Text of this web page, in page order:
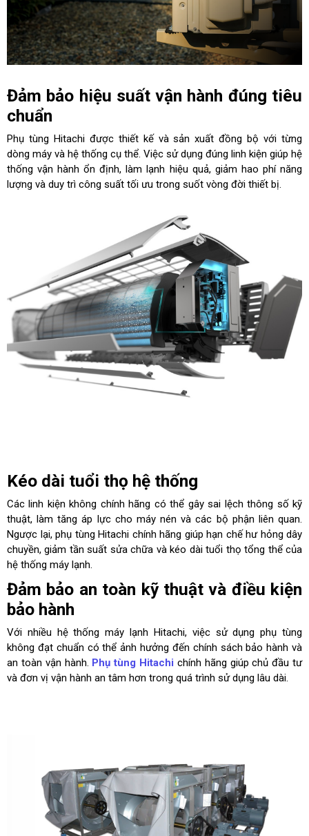
Đảm bảo hiệu suất vận hành đúng tiêu
chuẩn
Phụ tùng Hitachi được thiết kế và sản xuất đồng bộ với từng
dòng máy và hệ thống cụ thể. Việc sử dụng đúng linh kiện giúp hệ
thống vận hành ổn định, làm lạnh hiệu quả, giảm hao phí năng
lượng và duy trì công suất tối ưu trong suốt vòng đời thiết bị.
Kéo dài tuổi thọ hệ thống
Các linh kiện không chính hãng có thể gây sai lệch thông số kỹ
thuật, làm tăng áp lực cho máy nén và các bộ phận liên quan.
Ngược lại, phụ tùng Hitachi chính hãng giúp hạn chế hư hỏng dây
chuyền, giảm tần suất sửa chữa và kéo dài tuổi thọ tổng thể của
hệ thống máy lạnh.
Đảm bảo an toàn kỹ thuật và điều kiện
bảo hành
Với nhiều hệ thống máy lạnh Hitachi, việc sử dụng phụ tùng
không đạt chuẩn có thể ảnh hưởng đến chính sách bảo hành và
an toàn vận hành. Phụ tùng Hitachi chính hãng giúp chủ đầu tư
và đơn vị vận hành an tâm hơn trong quá trình sử dụng lâu dài.